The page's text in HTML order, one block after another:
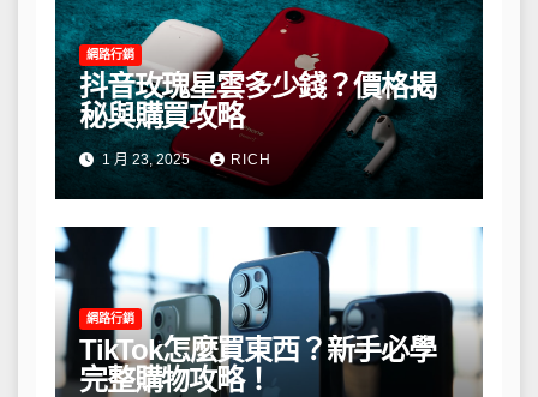
網路行銷
抖音玫瑰星雲多少錢？價格揭
秘與購買攻略
1 月 23, 2025 RICH
網路行銷
TikTok怎麼買東西？新手必學
完整購物攻略！